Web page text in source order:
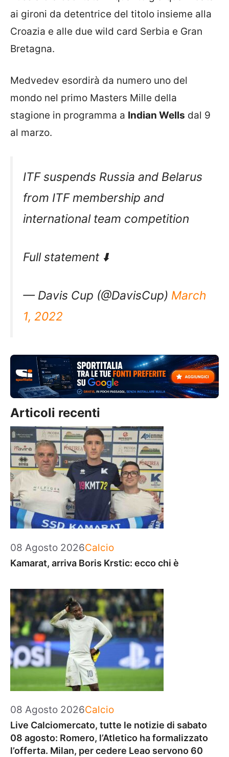
ai gironi da detentrice del titolo insieme alla
Croazia e alle due wild card Serbia e Gran
Bretagna.
Medvedev esordirà da numero uno del
mondo nel primo Masters Mille della
stagione in programma a Indian Wells dal 9
al marzo.
ITF suspends Russia and Belarus
from ITF membership and
international team competition
Full statement ⬇️
— Davis Cup (@DavisCup) March
1, 2022
Articoli recenti
08 Agosto 2026Categorie
Calcio
Kamarat, arriva Boris Krstic: ecco chi è
08 Agosto 2026Categorie
Calcio
Live Calciomercato, tutte le notizie di sabato
08 agosto: Romero, l’Atletico ha formalizzato
l’offerta. Milan, per cedere Leao servono 60